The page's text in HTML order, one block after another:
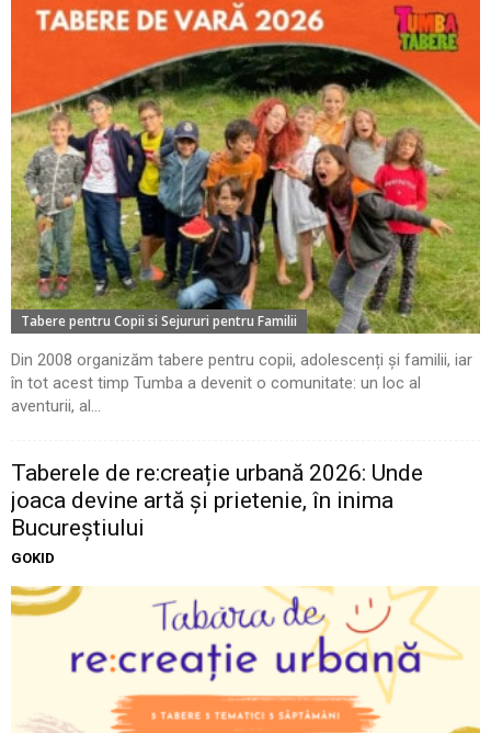
Tabere pentru Copii si Sejururi pentru Familii
Din 2008 organizăm tabere pentru copii, adolescenți și familii, iar
în tot acest timp Tumba a devenit o comunitate: un loc al
aventurii, al...
Taberele de re:creație urbană 2026: Unde
joaca devine artă și prietenie, în inima
Bucureștiului
GOKID